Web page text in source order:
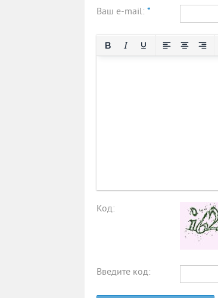
Ваш e-mail: *
Код:
Введите код: